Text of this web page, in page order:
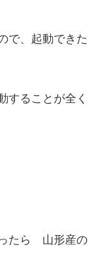
で、起動できた
することが全く
たら 山形産の